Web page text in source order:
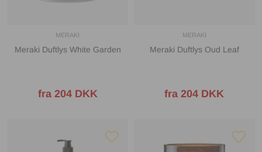
MERAKI
Meraki Duftlys White Garden
fra 204 DKK
MERAKI
Meraki Duftlys Oud Leaf
fra 204 DKK